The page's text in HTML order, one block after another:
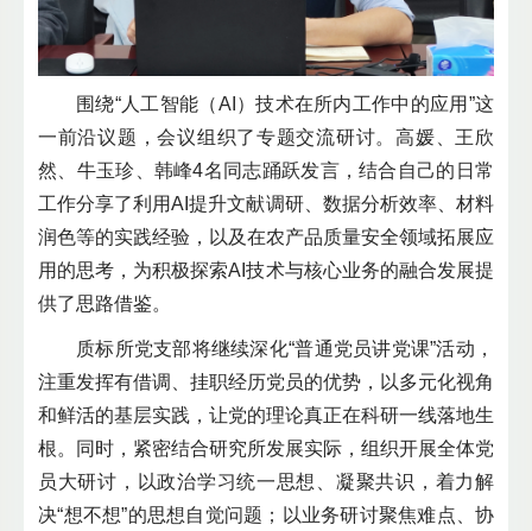
围绕“人工智能（AI）技术在所内工作中的应用”这
一前沿议题，会议组织了专题交流研讨。高媛、王欣
然、牛玉珍、韩峰4名同志踊跃发言，结合自己的日常
工作分享了利用AI提升文献调研、数据分析效率、材料
润色等的实践经验，以及在农产品质量安全领域拓展应
用的思考，为积极探索AI技术与核心业务的融合发展提
供了思路借鉴。
质标所党支部将继续深化“普通党员讲党课”活动，
注重发挥有借调、挂职经历党员的优势，以多元化视角
和鲜活的基层实践，让党的理论真正在科研一线落地生
根。同时，紧密结合研究所发展实际，组织开展全体党
员大研讨，以政治学习统一思想、凝聚共识，着力解
决“想不想”的思想自觉问题；以业务研讨聚焦难点、协